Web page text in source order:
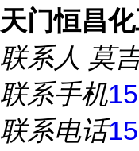
天门恒昌
联系人 莫
联系手机
联系电话